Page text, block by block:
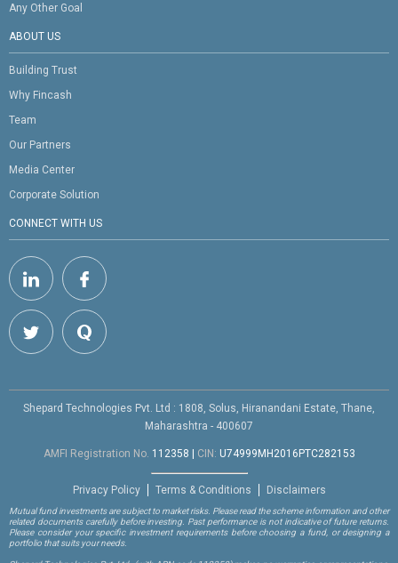
Any Other Goal
ABOUT US
Building Trust
Why Fincash
Team
Our Partners
Media Center
Corporate Solution
CONNECT WITH US
Shepard Technologies Pvt. Ltd : 1808, Solus, Hiranandani Estate, Thane,
Maharashtra - 400607
AMFI Registration No. 112358 CIN: U74999MH2016PTC282153
Privacy Policy Terms & Conditions Disclaimers
Mutual fund investments are subject to market risks. Please read the scheme information and other
related documents carefully before investing. Past performance is not indicative of future returns.
Please consider your specific investment requirements before choosing a fund, or designing a
portfolio that suits your needs.